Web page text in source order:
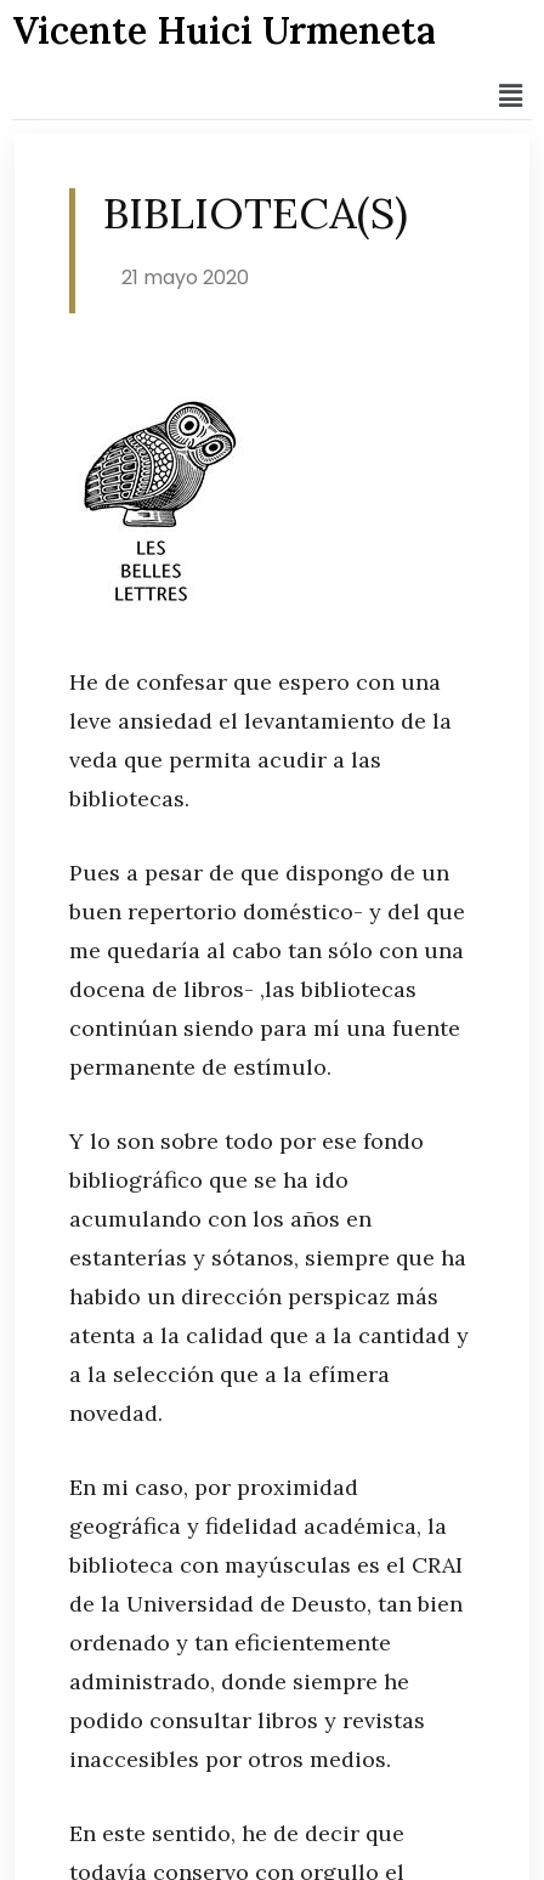
Vicente Huici Urmeneta
BIBLIOTECA(S)
21 mayo 2020
He de confesar que espero con una
leve ansiedad el levantamiento de la
veda que permita acudir a las
bibliotecas.
Pues a pesar de que dispongo de un
buen repertorio doméstico- y del que
me quedaría al cabo tan sólo con una
docena de libros- ,las bibliotecas
continúan siendo para mí una fuente
permanente de estímulo.
Y lo son sobre todo por ese fondo
bibliográfico que se ha ido
acumulando con los años en
estanterías y sótanos, siempre que ha
habido un dirección perspicaz más
atenta a la calidad que a la cantidad y
a la selección que a la efímera
novedad.
En mi caso, por proximidad
geográfica y fidelidad académica, la
biblioteca con mayúsculas es el CRAI
de la Universidad de Deusto, tan bien
ordenado y tan eficientemente
administrado, donde siempre he
podido consultar libros y revistas
inaccesibles por otros medios.
En este sentido, he de decir que
todavía conservo con orgullo el